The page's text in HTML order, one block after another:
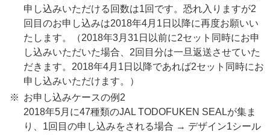
申し込みいただける回数は1回です。恐れ入りますが2
回目のお申し込みは2018年4月1日以降に再度お願いい
たします。（2018年3月31日以前に2セット同時にお申
し込みいただいた場合、2回目分は一旦返送させていた
だきます。2018年4月1日以降であれば2セット同時にお
申し込みいただけます。）
お申し込みケースの例2
2018年5月に47種類のJAL TODOFUKEN SEALが集ま
り、1回目の申し込みをされる場合 → デザイン1シール